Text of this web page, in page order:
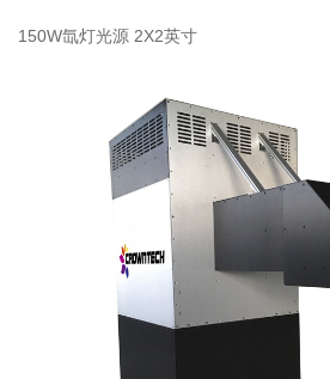
150W氙灯光源 2X2英寸